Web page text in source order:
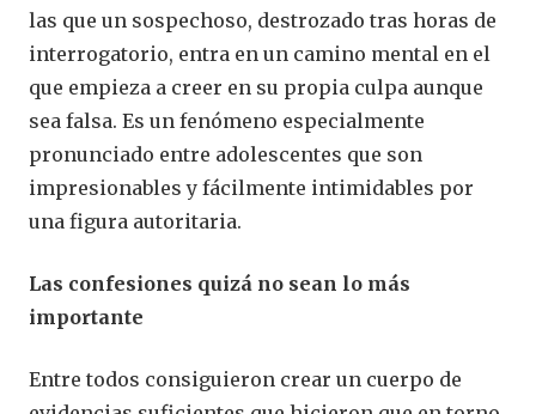
las que un sospechoso, destrozado tras horas de
interrogatorio, entra en un camino mental en el
que empieza a creer en su propia culpa aunque
sea falsa. Es un fenómeno especialmente
pronunciado entre adolescentes que son
impresionables y fácilmente intimidables por
una figura autoritaria.
Las confesiones quizá no sean lo más
importante
Entre todos consiguieron crear un cuerpo de